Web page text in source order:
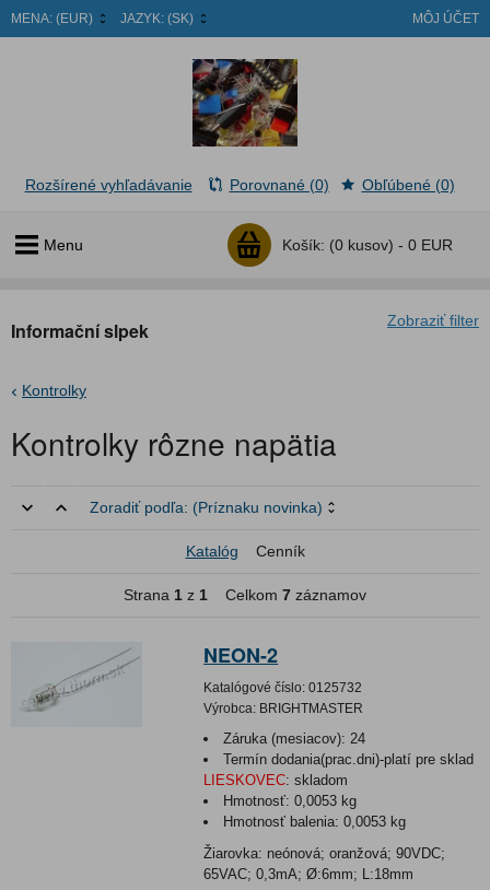
MENA: (EUR) JAZYK: (SK) MÔJ ÚČET
Menu Košík: (0 kusov) - 0 EUR
Rozšírené vyhľadávanie Porovnané (0) Obľúbené (0)
Zobraziť filter
Informační slpek
Kontrolky
Kontrolky rôzne napätia
Zoradiť podľa: (Príznaku novinka)
Katalóg Cenník
Strana 1 z 1 Celkom 7 záznamov
NEON-2
Katalógové číslo: 0125732
Výrobca: BRIGHTMASTER
Záruka (mesiacov): 24
Termín dodania(prac.dni)-platí pre sklad
LIESKOVEC: skladom
Hmotnosť:0,0053 kg
Hmotnosť balenia:0,0053 kg
Žiarovka: neónová; oranžová; 90VDC;
65VAC; 0,3mA; Ø:6mm; L:18mm